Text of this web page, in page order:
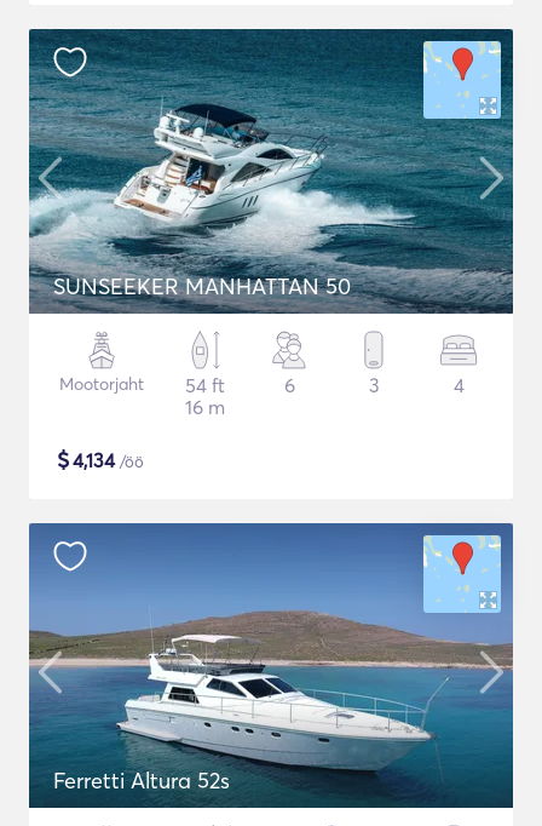
SUNSEEKER MANHATTAN 50
Mootorjaht
54 ft
16 m
6 3 4
$4,134/öö
Ferretti Altura 52s